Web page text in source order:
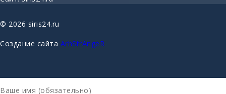
© 2026 siris24.ru
Создание сайта ArhStrAngeR
Ваше имя (обязательно)